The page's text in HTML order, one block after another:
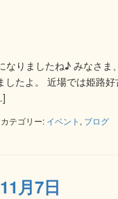
りましたね♪ みなさま
たよ。 近場では姫路
カテゴリー: イベント , ブログ
月7日